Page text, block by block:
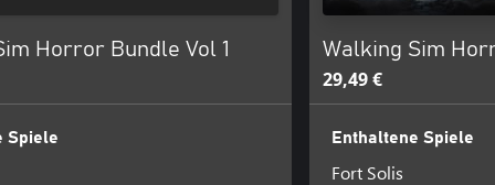
Horror Bundle Vol 1
Spiele
Walking Sim
29,49 €
Enthaltene Spiele
Fort Solis